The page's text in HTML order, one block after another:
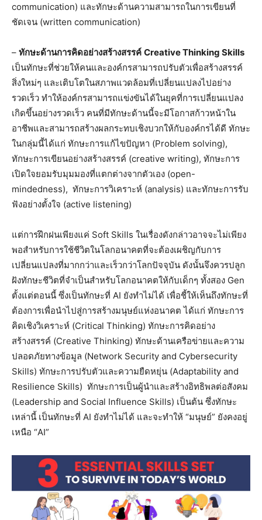
communication) และทักษะด้านความสามารถในการเขียนที่
ชัดเจน (written communication)
– ทักษะด้านการคิดอย่างสร้างสรรค์ Creative Thinking Skills
เป็นทักษะที่ช่วยให้คนและองค์กรสามารถปรับตัวเพื่อสร้างสรรค์
สิ่งใหม่ๆ และเติบโตในสภาพแวดล้อมที่เปลี่ยนแปลงไปอย่าง
รวดเร็ว ทำให้องค์กรสามารถแข่งขันได้ในยุคที่การเปลี่ยนแปลง
เกิดขึ้นอย่างรวดเร็ว คนที่มีทักษะด้านนี้จะมีโอกาสก้าวหน้าใน
อาชีพและสามารถสร้างผลกระทบเชิงบวกให้กับองค์กรได้ดี ทักษะ
ในกลุ่มนี้ได้แก่ ทักษะการแก้ไขปัญหา (Problem solving),
ทักษะการเขียนอย่างสร้างสรรค์ (creative writing), ทักษะการ
เปิดใจยอมรับมุมมองที่แตกต่างจากตัวเอง (open-
mindedness), ทักษะการวิเคราะห์ (analysis) และทักษะการรับ
ฟังอย่างตั้งใจ (active listening)
แต่การฝึกฝนเพียงแค่ Soft Skills ในเรื่องดังกล่าวอาจจะไม่เพียง
พอสำหรับการใช้ชีวิตในโลกอนาคตที่จะต้องเผชิญกับการ
เปลี่ยนแปลงที่มากกว่าและเร็วกว่าโลกปัจจุบัน ดังนั้นจึงควรปลูก
ฝังทักษะชีวิตที่จำเป็นสำหรับโลกอนาคตให้กับเด็กๆ ทั้งสอง Gen
ตั้งแต่ตอนนี้ ซึ่งเป็นทักษะที่ AI ยังทำไม่ได้ เพื่อชี้ให้เห็นถึงทักษะที่
ต้องการเพื่อนำไปสู่การสร้างมนุษย์แห่งอนาคต ได้แก่ ทักษะการ
คิดเชิงวิเคราะห์ (Critical Thinking) ทักษะการคิดอย่าง
สร้างสรรค์ (Creative Thinking) ทักษะด้านเครือข่ายและความ
ปลอดภัยทางข้อมูล (Network Security and Cybersecurity
Skills) ทักษะการปรับตัวและความยืดหยุ่น (Adaptability and
Resilience Skills) ทักษะการเป็นผู้นำและสร้างอิทธิพลต่อสังคม
(Leadership and Social Influence Skills) เป็นต้น ซึ่งทักษะ
เหล่านี้ เป็นทักษะที่ AI ยังทำไม่ได้ และจะทำให้ “มนุษย์” ยังคงอยู่
เหนือ “AI”